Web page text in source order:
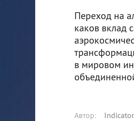
Переход на
каков вклад
в мировом
Автор: